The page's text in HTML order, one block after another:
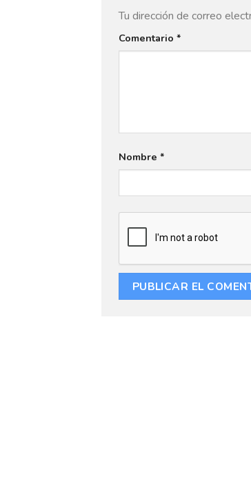
Tu dirección de correo
Comentario *
Nombre *